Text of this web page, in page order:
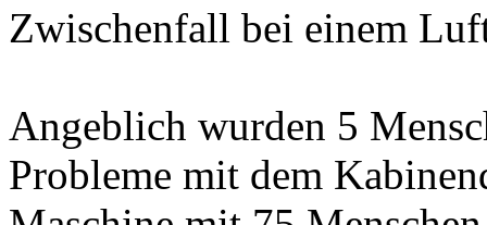
Zwischenfall bei einem
Angeblich wurden 5
Probleme mit dem